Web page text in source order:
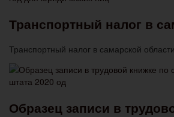
Транспортный налог в
Транспортный налог в самарской
Образец записи в